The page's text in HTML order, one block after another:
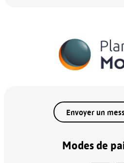
Envoyer un
Modes de